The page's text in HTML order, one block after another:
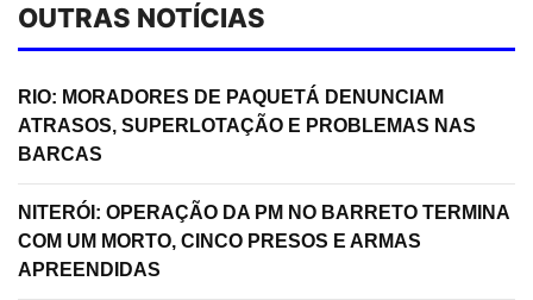
OUTRAS NOTÍCIAS
RIO: MORADORES DE PAQUETÁ DENUNCIAM
ATRASOS, SUPERLOTAÇÃO E PROBLEMAS NAS
BARCAS
NITERÓI: OPERAÇÃO DA PM NO BARRETO TERMINA
COM UM MORTO, CINCO PRESOS E ARMAS
APREENDIDAS